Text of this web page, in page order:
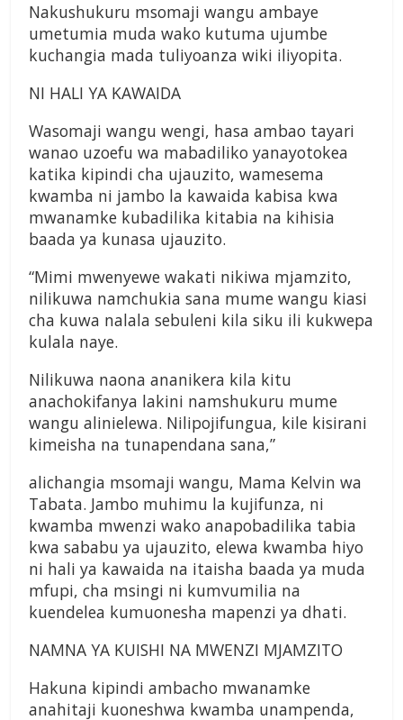
Nakushukuru msomaji wangu ambaye
umetumia muda wako kutuma ujumbe
kuchangia mada tuliyoanza wiki iliyopita.
NI HALI YA KAWAIDA
Wasomaji wangu wengi, hasa ambao tayari
wanao uzoefu wa mabadiliko yanayotokea
katika kipindi cha ujauzito, wamesema
kwamba ni jambo la kawaida kabisa kwa
mwanamke kubadilika kitabia na kihisia
baada ya kunasa ujauzito.
“Mimi mwenyewe wakati nikiwa mjamzito,
nilikuwa namchukia sana mume wangu kiasi
cha kuwa nalala sebuleni kila siku ili kukwepa
kulala naye.
Nilikuwa naona ananikera kila kitu
anachokifanya lakini namshukuru mume
wangu alinielewa. Nilipojifungua, kile kisirani
kimeisha na tunapendana sana,”
alichangia msomaji wangu, Mama Kelvin wa
Tabata. Jambo muhimu la kujifunza, ni
kwamba mwenzi wako anapobadilika tabia
kwa sababu ya ujauzito, elewa kwamba hiyo
ni hali ya kawaida na itaisha baada ya muda
mfupi, cha msingi ni kumvumilia na
kuendelea kumuonesha mapenzi ya dhati.
NAMNA YA KUISHI NA MWENZI MJAMZITO
Hakuna kipindi ambacho mwanamke
anahitaji kuoneshwa kwamba unampenda,